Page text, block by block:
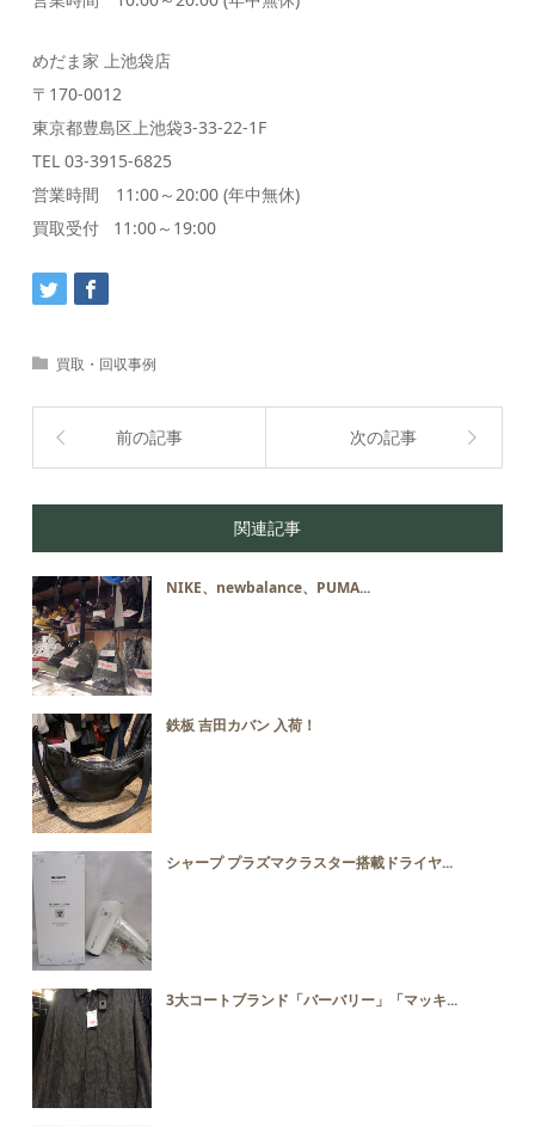
めだま家 上池袋店
〒170-0012
東京都豊島区上池袋3-33-22-1F
TEL 03-3915-6825
営業時間 11:00～20:00 (年中無休)
買取受付 11:00～19:00
買取・回収事例
前の記事 次の記事
関連記事
NIKE、newbalance、PUMA...
鉄板 吉田カバン 入荷！
シャープ プラズマクラスター搭載ドライヤ...
3大コートブランド「バーバリー」「マッキ...